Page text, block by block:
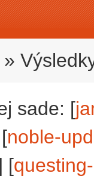
»
sade: [
noble-
[